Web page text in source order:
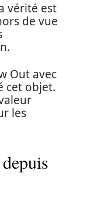
vérité est
de vue
Out avec
cet objet.
les